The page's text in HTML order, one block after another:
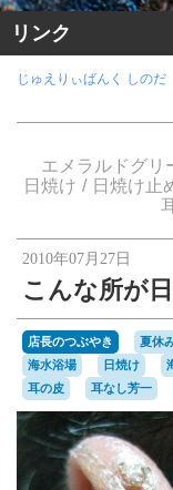
リンク
ホームページに戻
ヤフーオークショ
楽天オークション
じゅえりぃばんく しの
エメラルドグリ
日焼け
日焼け止
2010年07月27日
こんな所が日
店長のつぶやき 夏休
海水浴場
日焼け
耳の皮
耳なし芳一